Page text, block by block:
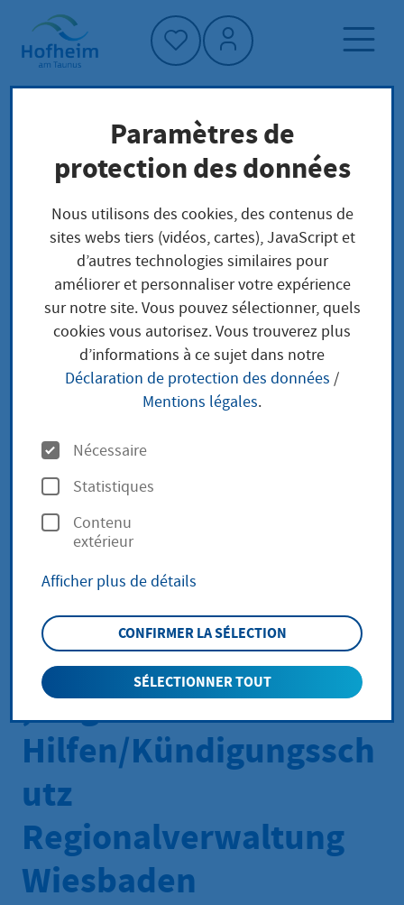
Accueil"
Page d'accueil
Trouver un service
Structure administrative
Landeswohlfahrtsverband Hessen -
Hauptverwaltung Kassel - - Fachbereich
Behinderte Menschen im
Beruf/Integrationsamt, Begleitende
Hilfen/Kündigungsschutz Regionalverwaltung
Wiesbaden
Landeswohlfahrtsver
band Hessen -
Hauptverwaltung
Kassel - - Fachbereich
Behinderte Menschen
im
Beruf/Integrationsamt
, Begleitende
Hilfen/Kündigungssch
utz
Regionalverwaltung
Wiesbaden
Paramètres de
protection des données
Nous utilisons des cookies, des contenus de
sites webs tiers (vidéos, cartes), JavaScript et
d’autres technologies similaires pour
améliorer et personnaliser votre expérience
sur notre site. Vous pouvez sélectionner, quels
cookies vous autorisez. Vous trouverez plus
d’informations à ce sujet dans notre
Déclaration de protection des données /
Mentions légales.
O
p
t
i
n
s
Nécessaire
Statistiques
Contenu
extérieur
Afficher plus de détails
CONFIRMER LA SÉLECTION
SÉLECTIONNER TOUT